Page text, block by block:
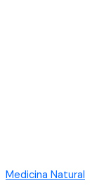
Medicina Natural